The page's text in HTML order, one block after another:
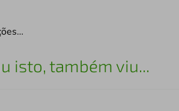
isto, também viu...